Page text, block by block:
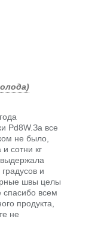
Pd8W.За все
не было,
сотни кг
и
швы целы
спасибо всем
продукта,
не